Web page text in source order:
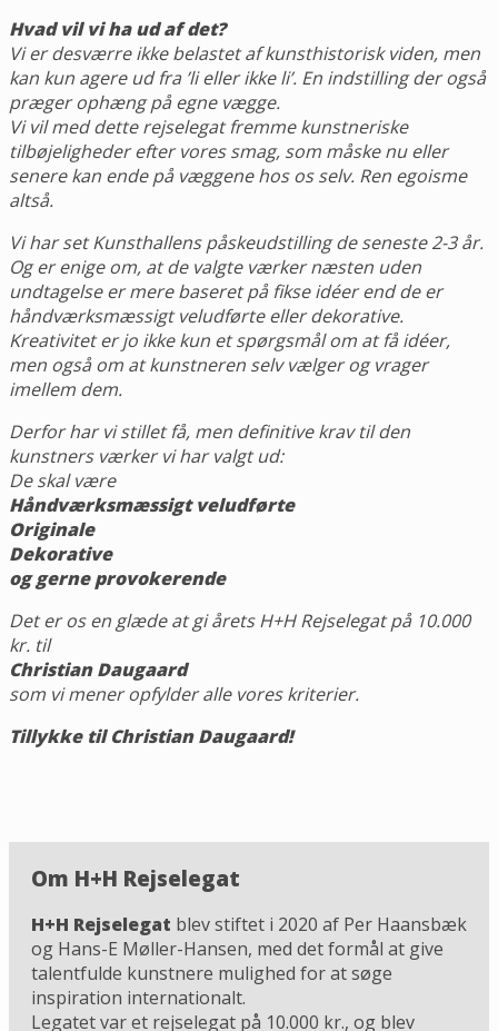
Hvad vil vi ha ud af det?
Vi er desværre ikke belastet af kunsthistorisk viden, men
kan kun agere ud fra ’li eller ikke li’. En indstilling der også
præger ophæng på egne vægge.
Vi vil med dette rejselegat fremme kunstneriske
tilbøjeligheder efter vores smag, som måske nu eller
senere kan ende på væggene hos os selv. Ren egoisme
altså.
Vi har set Kunsthallens påskeudstilling de seneste 2-3 år.
Og er enige om, at de valgte værker næsten uden
undtagelse er mere baseret på fikse idéer end de er
håndværksmæssigt veludførte eller dekorative.
Kreativitet er jo ikke kun et spørgsmål om at få idéer,
men også om at kunstneren selv vælger og vrager
imellem dem.
Derfor har vi stillet få, men definitive krav til den
kunstners værker vi har valgt ud:
De skal være
Håndværksmæssigt veludførte
Originale
Dekorative
og gerne provokerende
Det er os en glæde at gi årets H+H Rejselegat på 10.000
kr. til
Christian Daugaard
som vi mener opfylder alle vores kriterier.
Tillykke til Christian Daugaard!
Om H+H Rejselegat
H+H Rejselegat blev stiftet i 2020 af Per Haansbæk
og Hans-E Møller-Hansen, med det formål at give
talentfulde kunstnere mulighed for at søge
inspiration internationalt.
Legatet var et rejselegat på 10.000 kr., og blev